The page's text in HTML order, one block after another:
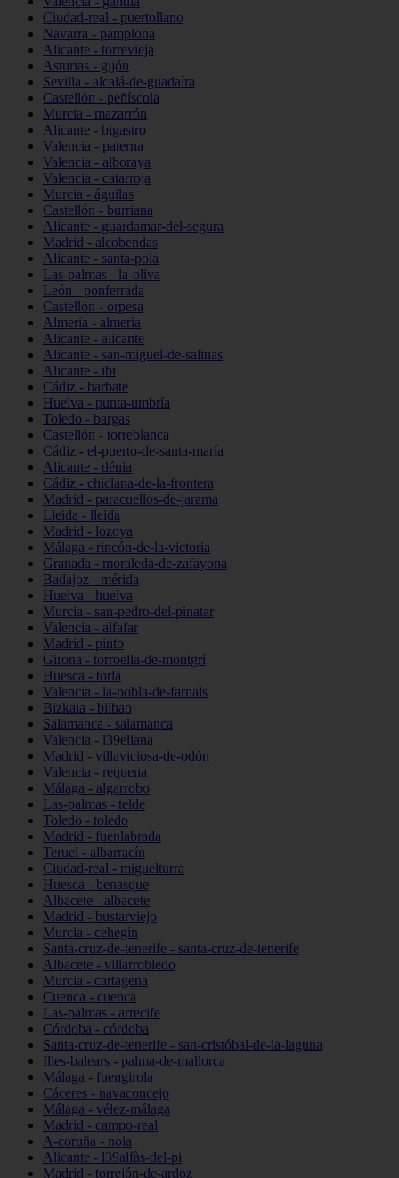
Ciudad-real - puertollano
Navarra - pamplona
Alicante - torrevieja
Asturias - gijón
Sevilla - alcalá-de-guadaíra
Castellón - peñíscola
Murcia - mazarrón
Alicante - bigastro
Valencia - paterna
Valencia - alboraya
Valencia - catarroja
Murcia - águilas
Castellón - burriana
Alicante - guardamar-del-segura
Madrid - alcobendas
Alicante - santa-pola
Las-palmas - la-oliva
León - ponferrada
Castellón - orpesa
Almería - almería
Alicante - alicante
Alicante - san-miguel-de-salinas
Alicante - ibi
Cádiz - barbate
Huelva - punta-umbría
Toledo - bargas
Castellón - torreblanca
Cádiz - el-puerto-de-santa-maría
Alicante - dénia
Cádiz - chiclana-de-la-frontera
Madrid - paracuellos-de-jarama
Lleida - lleida
Madrid - lozoya
Málaga - rincón-de-la-victoria
Granada - moraleda-de-zafayona
Badajoz - mérida
Huelva - huelva
Murcia - san-pedro-del-pinatar
Valencia - alfafar
Madrid - pinto
Girona - torroella-de-montgrí
Huesca - torla
Valencia - la-pobla-de-farnals
Bizkaia - bilbao
Salamanca - salamanca
Valencia - l39eliana
Madrid - villaviciosa-de-odón
Valencia - requena
Málaga - algarrobo
Las-palmas - telde
Toledo - toledo
Madrid - fuenlabrada
Teruel - albarracín
Ciudad-real - miguelturra
Huesca - benasque
Albacete - albacete
Madrid - bustarviejo
Murcia - cehegín
Santa-cruz-de-tenerife - santa-cruz-de-tenerife
Albacete - villarrobledo
Murcia - cartagena
Cuenca - cuenca
Las-palmas - arrecife
Córdoba - córdoba
Santa-cruz-de-tenerife - san-cristóbal-de-la-laguna
Illes-balears - palma-de-mallorca
Málaga - fuengirola
Cáceres - navaconcejo
Málaga - vélez-málaga
Madrid - campo-real
A-coruña - noia
Alicante - l39alfàs-del-pi
Madrid - torrejón-de-ardoz